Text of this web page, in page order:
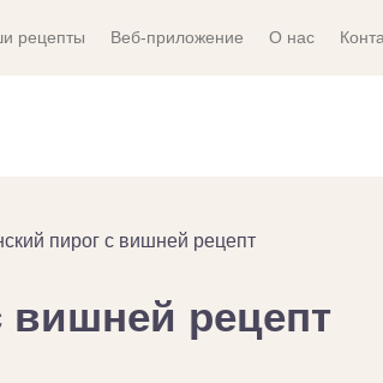
рецепты Веб-приложение О нас
пирог с вишней рецепт
вишней рецепт